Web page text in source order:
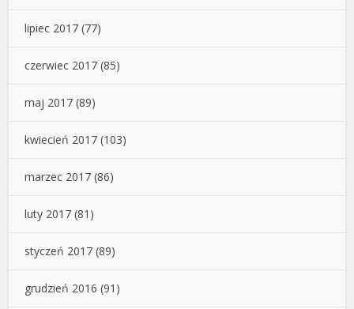
lipiec 2017 (77)
czerwiec 2017 (85)
maj 2017 (89)
kwiecień 2017 (103)
marzec 2017 (86)
luty 2017 (81)
styczeń 2017 (89)
grudzień 2016 (91)